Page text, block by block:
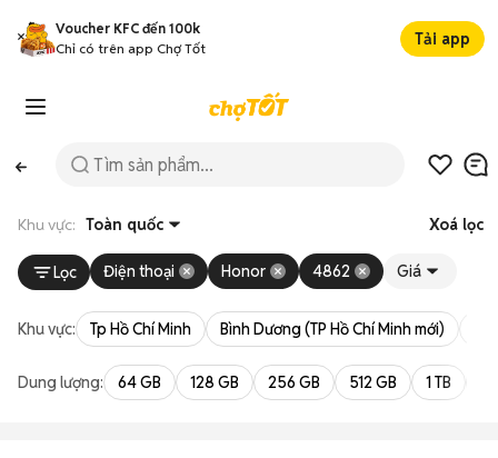
Voucher KFC đến 100k
Chỉ có trên app Chợ Tốt
Tải app
Khu vực: Toàn quốc Xoá lọc
Lọc Điện thoại Honor 4862 Giá
Khu vực: Tp Hồ Chí Minh Bình Dương (TP Hồ Chí Minh mới)
Dung lượng: 64 GB 128 GB 256 GB 512 GB 1 TB